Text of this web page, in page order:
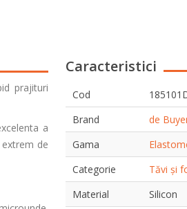
prajituri
a
de
Caracteristici
Cod
Brand
de
Gama
Categorie
Tăvi și
Material
Silicon